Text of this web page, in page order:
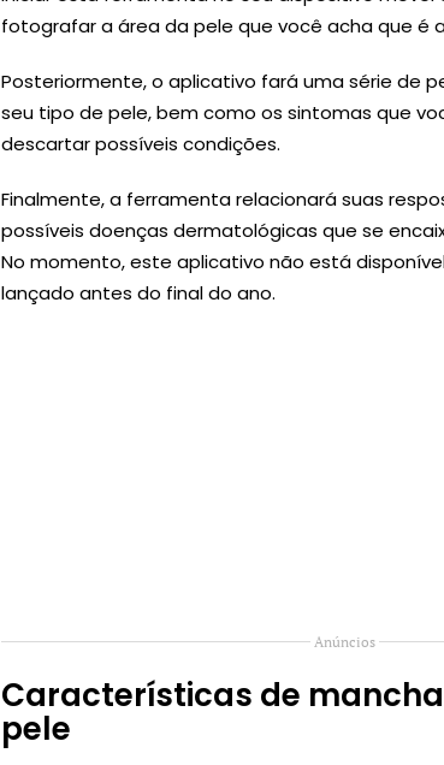
fotografar a área da pele que você acha que é
Posteriormente, o aplicativo fará uma série de
seu tipo de pele, bem como os sintomas que
descartar possíveis condições.
Finalmente, a ferramenta relacionará suas
possíveis doenças dermatológicas que se
No momento, este aplicativo não está
lançado antes do final do ano.
Anúncios
Características de
pele